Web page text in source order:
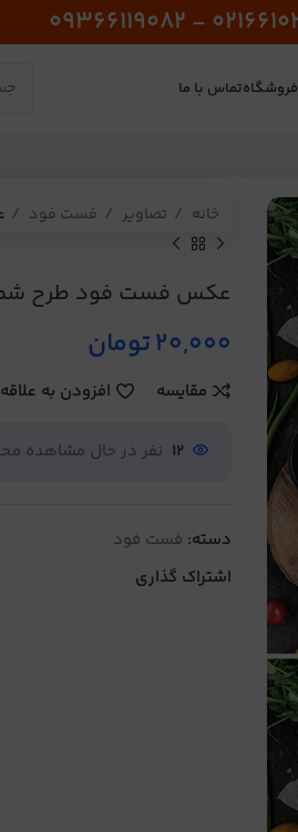
فروشگاهتماس با ما
خانه تصاویر فست فود
عکس فست فود طرح
20,000تومان
مقایسه افزودن به
12 نفر در حال مشاهده
دسته: فست فود
اشتراک گذاری